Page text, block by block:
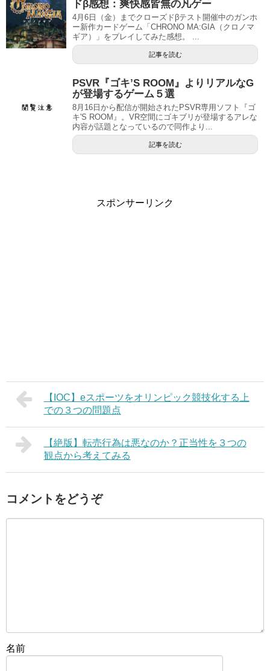
ドβ感想：爽快感皆無の凡ゲー
4月6日（金）までクローズドβテスト開催中のガンホ
ー新作カードゲーム「CHRONO MA:GIA（クロノマ
ギア）」をプレイしてみた感想。 ...
記事を読む
PSVR『ゴキ’S ROOM』よりリアルなG
が登場するゲーム５選
8月16日から配信が開始されたPSVR専用ソフト『ゴ
キ'S ROOM』。VR空間にゴキブリが登場するアレな
内容が話題となっているので同作より...
記事を読む
スポンサーリンク
【IOC】eスポーツをオリンピック競技化する上
での３つの問題点
【絶版】転売行為は悪なのか？正当性を３つの
観点から考えてみる
コメントをどうぞ
名前